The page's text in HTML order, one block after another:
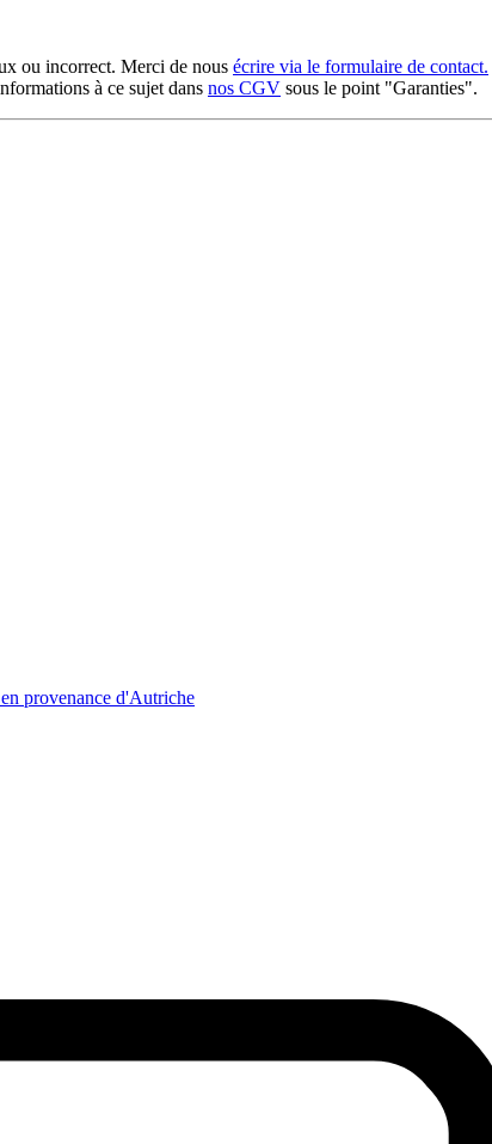
ou incorrect. Merci de nous écrire via le formulaire de contact.
à ce sujet dans nos CGV sous le point "Garanties".
provenance d'Autriche